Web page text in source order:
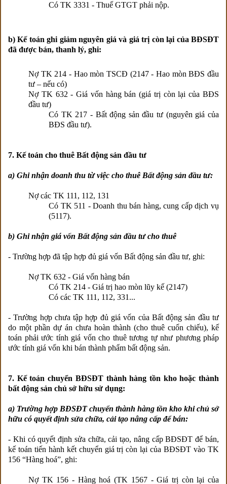
Có TK 3331 - Thuế GTGT phải nộp.
b) Kế toán ghi giảm nguyên giá và giá trị còn lại của BĐSĐT
đã được bán, thanh lý, ghi:
Nợ TK 214 - Hao mòn TSCĐ (2147 - Hao mòn BĐS đầu
tư – nếu có)
Nợ TK 632 - Giá vốn hàng bán (giá trị còn lại của BĐS
đầu tư)
Có TK 217 - Bất động sản đầu tư (nguyên giá của
BĐS đầu tư).
7. Kế toán cho thuê Bất động sản đầu tư
a) Ghi nhận doanh thu từ việc cho thuê Bất động sản đầu tư:
Nợ các TK 111, 112, 131
Có TK 511 - Doanh thu bán hàng, cung cấp dịch vụ
(5117).
b) Ghi nhận giá vốn Bất động sản đầu tư cho thuê
- Trường hợp đã tập hợp đủ giá vốn Bất động sản đầu tư, ghi:
Nợ TK 632 - Giá vốn hàng bán
Có TK 214 - Giá trị hao mòn lũy kế (2147)
Có các TK 111, 112, 331...
- Trường hợp chưa tập hợp đủ giá vốn của Bất động sản đầu tư
do một phần dự án chưa hoàn thành (cho thuê cuốn chiếu), kế
toán phải ước tính giá vốn cho thuê tương tự như phương pháp
ước tính giá vốn khi bán thành phẩm bất động sản.
7. Kế toán chuyển BĐSĐT thành hàng tồn kho hoặc thành
bất động sản chủ sở hữu sử dụng:
a) Trường hợp BĐSĐT chuyển thành hàng tồn kho khi chủ sở
hữu có quyết định sửa chữa, cải tạo nâng cấp để bán:
- Khi có quyết định sửa chữa, cải tạo, nâng cấp BĐSĐT để bán,
kế toán tiến hành kết chuyển giá trị còn lại của BĐSĐT vào TK
156 “Hàng hoá”, ghi:
Nợ TK 156 - Hàng hoá (TK 1567 - Giá trị còn lại của